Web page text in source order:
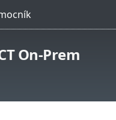
On-Prem